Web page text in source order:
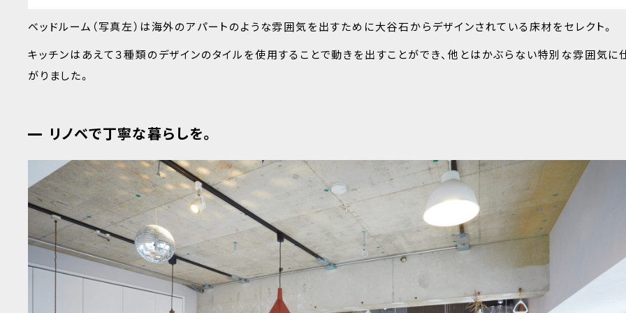
ベッドルーム（写真左）は海外のアパートのような雰囲気を出すために大谷石からデザインされている床材をセレクト。
キッチンはあえて３種類のデザインのタイルを使用することで動きを出すことができ、他とはかぶらない特別な雰囲気に
がりました。
リノベで丁寧な暮らしを。